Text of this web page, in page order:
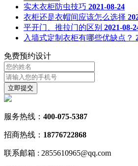
实木衣柜防虫技巧 2021-08-24
衣柜还是衣帽间应该怎么选择
平开门、推拉门的区别 2021-08-
入墙式定制衣柜有哪些优缺点？
免费预约设计
立即提交
服务热线： 400-075-5387
招商热线： 18776722868
联系邮箱 : 2855610965@qq.com